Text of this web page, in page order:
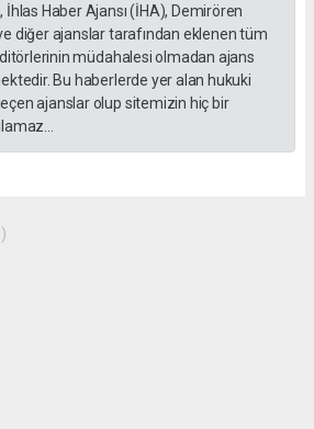
İhlas Haber Ajansı (İHA), Demirören
diğer ajanslar tarafından eklenen tüm
müdahalesi olmadan ajans
Bu haberlerde yer alan hukuki
ajanslar olup sitemizin hiç bir